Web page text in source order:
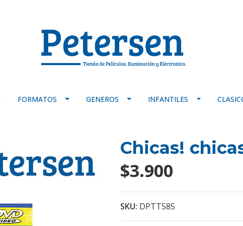
FORMATOS GENEROS INFANTILES
Chicas!
$3.900
SKU: DPTT585